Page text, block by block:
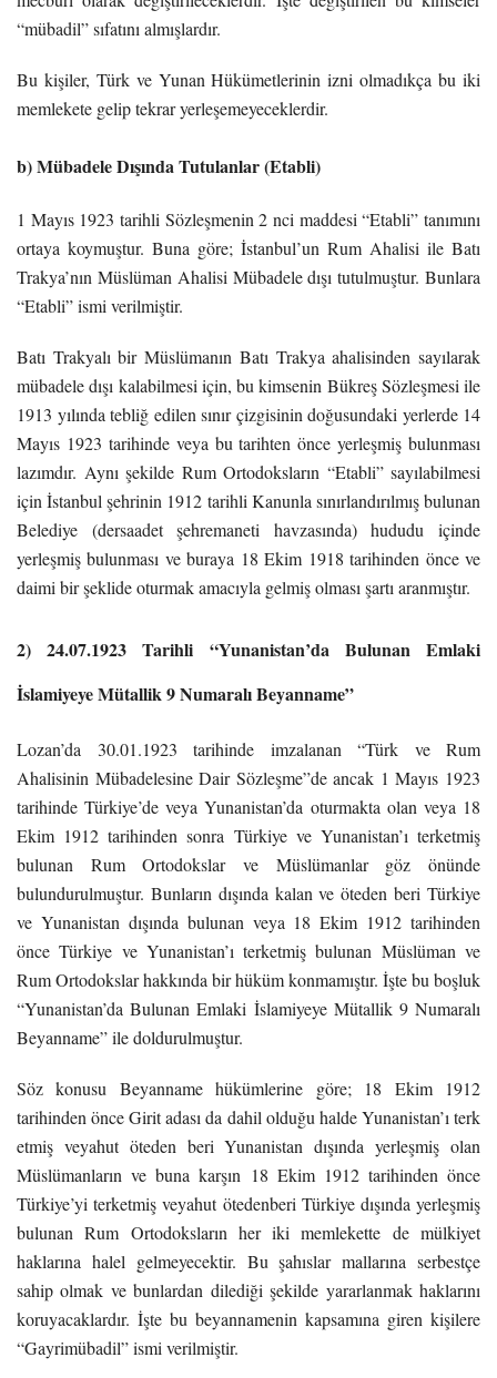
“mübadil” sıfatını almışlardır.
Bu kişiler, Türk ve Yunan Hükümetlerinin izni olmadıkça bu iki
memlekete gelip tekrar yerleşemeyeceklerdir.
b) Mübadele Dışında Tutulanlar (Etabli)
1 Mayıs 1923 tarihli Sözleşmenin 2 nci maddesi “Etabli” tanımını
ortaya koymuştur. Buna göre; İstanbul’un Rum Ahalisi ile Batı
Trakya’nın Müslüman Ahalisi Mübadele dışı tutulmuştur. Bunlara
“Etabli” ismi verilmiştir.
Batı Trakyalı bir Müslümanın Batı Trakya ahalisinden sayılarak
mübadele dışı kalabilmesi için, bu kimsenin Bükreş Sözleşmesi ile
1913 yılında tebliğ edilen sınır çizgisinin doğusundaki yerlerde 14
Mayıs 1923 tarihinde veya bu tarihten önce yerleşmiş bulunması
lazımdır. Aynı şekilde Rum Ortodoksların “Etabli” sayılabilmesi
için İstanbul şehrinin 1912 tarihli Kanunla sınırlandırılmış bulunan
Belediye (dersaadet şehremaneti havzasında) hududu içinde
yerleşmiş bulunması ve buraya 18 Ekim 1918 tarihinden önce ve
daimi bir şeklide oturmak amacıyla gelmiş olması şartı aranmıştır.
2) 24.07.1923 Tarihli “Yunanistan’da Bulunan Emlaki
İslamiyeye Mütallik 9 Numaralı Beyanname”
Lozan’da 30.01.1923 tarihinde imzalanan “Türk ve Rum
Ahalisinin Mübadelesine Dair Sözleşme”de ancak 1 Mayıs 1923
tarihinde Türkiye’de veya Yunanistan’da oturmakta olan veya 18
Ekim 1912 tarihinden sonra Türkiye ve Yunanistan’ı terketmiş
bulunan Rum Ortodokslar ve Müslümanlar göz önünde
bulundurulmuştur. Bunların dışında kalan ve öteden beri Türkiye
ve Yunanistan dışında bulunan veya 18 Ekim 1912 tarihinden
önce Türkiye ve Yunanistan’ı terketmiş bulunan Müslüman ve
Rum Ortodokslar hakkında bir hüküm konmamıştır. İşte bu boşluk
“Yunanistan’da Bulunan Emlaki İslamiyeye Mütallik 9 Numaralı
Beyanname” ile doldurulmuştur.
Söz konusu Beyanname hükümlerine göre; 18 Ekim 1912
tarihinden önce Girit adası da dahil olduğu halde Yunanistan’ı terk
etmiş veyahut öteden beri Yunanistan dışında yerleşmiş olan
Müslümanların ve buna karşın 18 Ekim 1912 tarihinden önce
Türkiye’yi terketmiş veyahut ötedenberi Türkiye dışında yerleşmiş
bulunan Rum Ortodoksların her iki memlekette de mülkiyet
haklarına halel gelmeyecektir. Bu şahıslar mallarına serbestçe
sahip olmak ve bunlardan dilediği şekilde yararlanmak haklarını
koruyacaklardır. İşte bu beyannamenin kapsamına giren kişilere
“Gayrimübadil” ismi verilmiştir.